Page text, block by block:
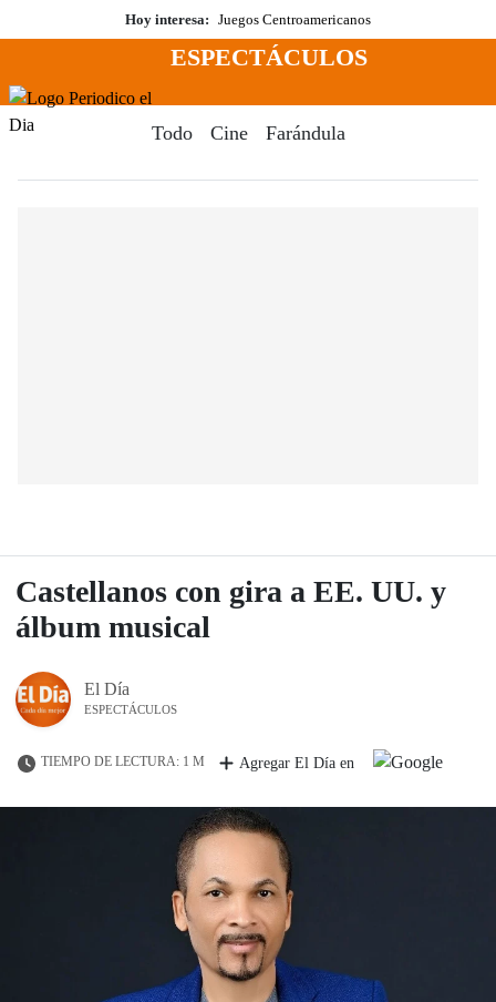
al
Hoy interesa: Juegos Centroamericanos
Menú
ESPECTÁCULOS
Todo Cine Farándula
Castellanos con gira a EE. UU. y
álbum musical
El Día
ESPECTÁCULOS
TIEMPO DE LECTURA: 1 M Agregar El Día en